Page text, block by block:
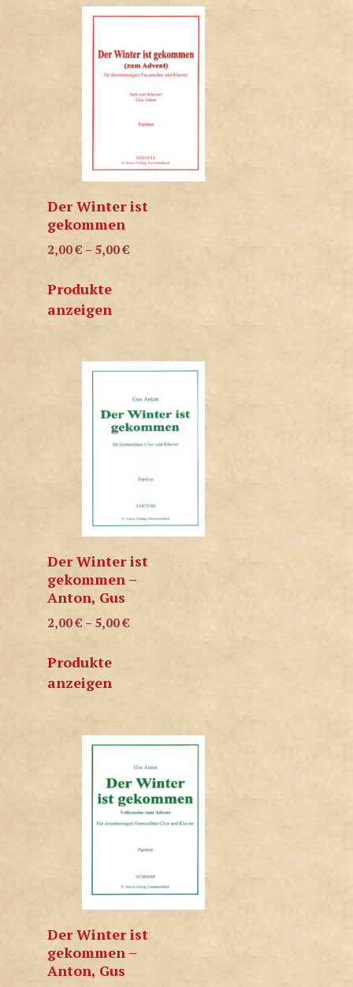
Der Winter ist
gekommen
2,00€ – 5,00€
Produkte
anzeigen
Der Winter ist
gekommen –
Anton, Gus
2,00€ – 5,00€
Produkte
anzeigen
Der Winter ist
gekommen –
Anton, Gus